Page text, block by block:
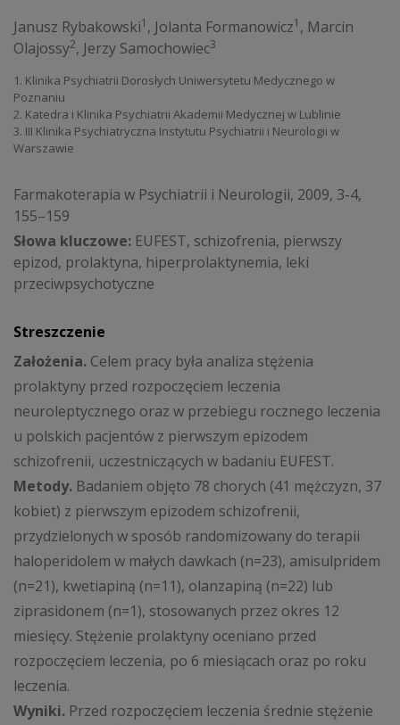
Janusz Rybakowski1 , Jolanta Formanowicz1 , Marcin
Olajossy2, Jerzy Samochowiec3
1. Klinika Psychiatrii Dorosłych Uniwersytetu Medycznego w
Poznaniu
2. Katedra i Klinika Psychiatrii Akademii Medycznej w Lublinie
3. III Klinika Psychiatryczna Instytutu Psychiatrii i Neurologii w
Warszawie
Farmakoterapia w Psychiatrii i Neurologii, 2009, 3-4,
155–159
Słowa kluczowe: EUFEST, schizofrenia, pierwszy
epizod, prolaktyna, hiperprolaktynemia, leki
przeciwpsychotyczne
Streszczenie
Założenia. Celem pracy była analiza stężenia
prolaktyny przed rozpoczęciem leczenia
neuroleptycznego oraz w przebiegu rocznego leczenia
u polskich pacjentów z pierwszym epizodem
schizofrenii, uczestniczących w badaniu EUFEST.
Metody. Badaniem objęto 78 chorych (41 mężczyzn, 37
kobiet) z pierwszym epizodem schizofrenii,
przydzielonych w sposób randomizowany do terapii
haloperidolem w małych dawkach (n=23), amisulpridem
(n=21), kwetiapiną (n=11), olanzapiną (n=22) lub
ziprasidonem (n=1), stosowanych przez okres 12
miesięcy. Stężenie prolaktyny oceniano przed
rozpoczęciem leczenia, po 6 miesiącach oraz po roku
leczenia.
Wyniki. Przed rozpoczęciem leczenia średnie stężenie